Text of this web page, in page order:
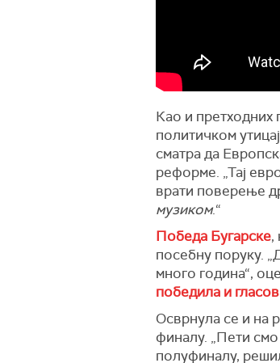
Као и претходних
политичком
сматра да
реформе. „Тај
врати поверење
музиком.“
Победа Бугарске,
посебну поруку.
много година“,
победила и
Осврнула се и на
финалу. „Пети
полуфиналу,